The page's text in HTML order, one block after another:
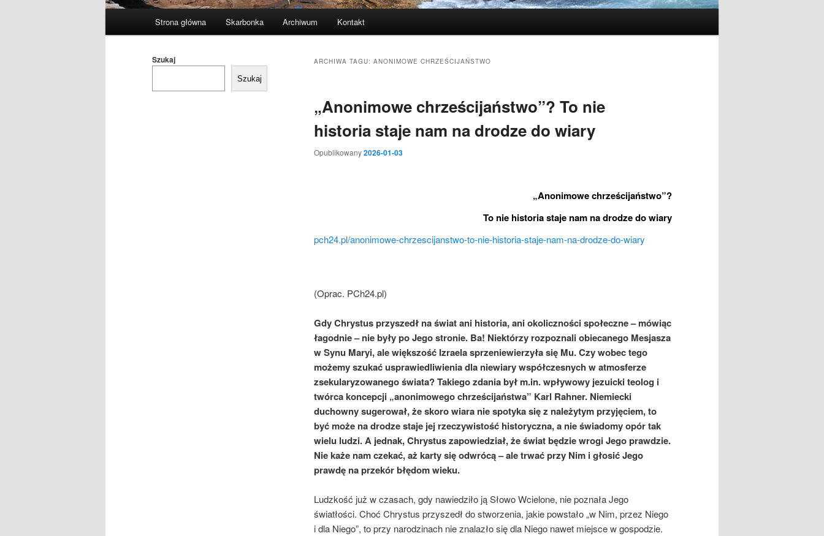
Strona główna Skarbonka Archiwum Kontakt
ARCHIWA TAGU: ANONIMOWE CHRZEŚCIJAŃSTWO
„Anonimowe chrześcijaństwo”? To nie
historia staje nam na drodze do wiary
Opublikowany2026-01-03
„Anonimowe chrześcijaństwo”?
To nie historia staje nam na drodze do wiary
pch24.pl/anonimowe-chrzescijanstwo-to-nie-historia-staje-nam-na-drodze-do-wiary
(Oprac. PCh24.pl)
Gdy Chrystus przyszedł na świat ani historia, ani okoliczności społeczne – mówiąc
łagodnie – nie były po Jego stronie. Ba! Niektórzy rozpoznali obiecanego Mesjasza
w Synu Maryi, ale większość Izraela sprzeniewierzyła się Mu. Czy wobec tego
możemy szukać usprawiedliwienia dla niewiary współczesnych w atmosferze
zsekularyzowanego świata? Takiego zdania był m.in. wpływowy jezuicki teolog i
twórca koncepcji „anonimowego chrześcijaństwa” Karl Rahner. Niemiecki
duchowny sugerował, że skoro wiara nie spotyka się z należytym przyjęciem, to
być może na drodze staje jej rzeczywistość historyczna, a nie świadomy opór tak
wielu ludzi. A jednak, Chrystus zapowiedział, że świat będzie wrogi Jego prawdzie.
Nie każe nam czekać, aż karty się odwrócą – ale trwać przy Nim i głosić Jego
prawdę na przekór błędom wieku.
Ludzkość już w czasach, gdy nawiedziło ją Słowo Wcielone, nie poznała Jego
światłości. Choć Chrystus przyszedł do stworzenia, jakie powstało „w Nim, przez Niego
i dla Niego”, to przy narodzinach nie znalazło się dla Niego nawet miejsce w gospodzie.
Szukaj
Szukaj